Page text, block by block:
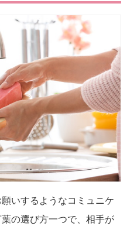
いするようなコミュニケ
の選び方一つで、相手が